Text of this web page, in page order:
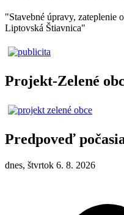
"Stavebné úpravy, zateplenie
Liptovská Štiavnica"
Projekt-Zelené
Predpoveď
dnes, štvrtok 6. 8. 2026